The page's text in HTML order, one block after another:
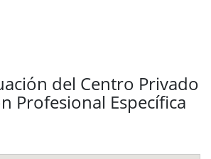
del Centro Privado
Profesional Específica